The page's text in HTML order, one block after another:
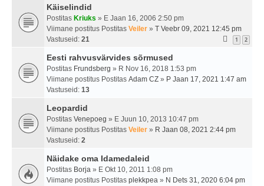
Käiselindid
Postitas Kriuks » E Jaan 16, 2006 2:50 pm
Viimane postitus Postitas Veiler » T Veebr 09, 2021 12:45 pm
Vastuseid: 21 1 2
Eesti rahvusvärvides sõrmused
Postitas Frundsberg » R Nov 16, 2018 1:53 pm
Viimane postitus Postitas Adam CZ » P Jaan 17, 2021 1:47 am
Vastuseid: 13
Leopardid
Postitas Venepoeg » E Juun 10, 2013 10:47 pm
Viimane postitus Postitas Veiler » R Jaan 08, 2021 2:44 pm
Vastuseid: 2
Näidake oma Idamedaleid
Postitas Borja » E Okt 10, 2011 1:08 pm
Viimane postitus Postitas plekkpea » N Dets 31, 2020 6:04 pm